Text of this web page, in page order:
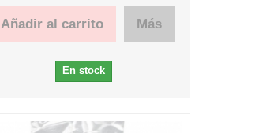
Añadir al carrito Más
En stock